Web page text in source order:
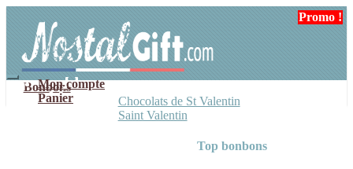
navigation
contenu
Mon compte
Panier
Bonbons
Chocolats de St Valentin
Saint Valentin
Top bonbons
Promo !
Promo !
Promo !